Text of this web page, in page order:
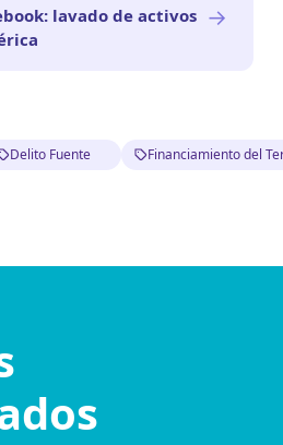
lavado de activos →
Delito Fuente Financiamiento del